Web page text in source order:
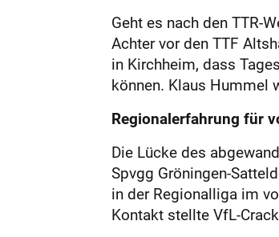
Geht es nach den TTR-
Achter vor den TTF
in Kirchheim, dass
können. Klaus Hummel
Regionalerfahrung für
Die Lücke des
Spvgg Gröningen-
in der Regionalliga im
Kontakt stellte VfL-